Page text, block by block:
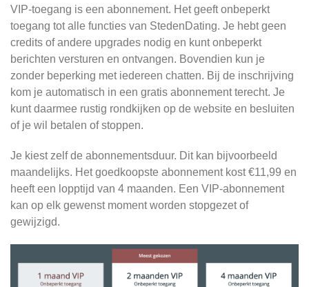
VIP-toegang is een abonnement. Het geeft onbeperkt
toegang tot alle functies van StedenDating. Je hebt geen
credits of andere upgrades nodig en kunt onbeperkt
berichten versturen en ontvangen. Bovendien kun je
zonder beperking met iedereen chatten. Bij de inschrijving
kom je automatisch in een gratis abonnement terecht. Je
kunt daarmee rustig rondkijken op de website en besluiten
of je wil betalen of stoppen.
Je kiest zelf de abonnementsduur. Dit kan bijvoorbeeld
maandelijks. Het goedkoopste abonnement kost €11,99 en
heeft een lopptijd van 4 maanden. Een VIP-abonnement
kan op elk gewenst moment worden stopgezet of
gewijzigd.